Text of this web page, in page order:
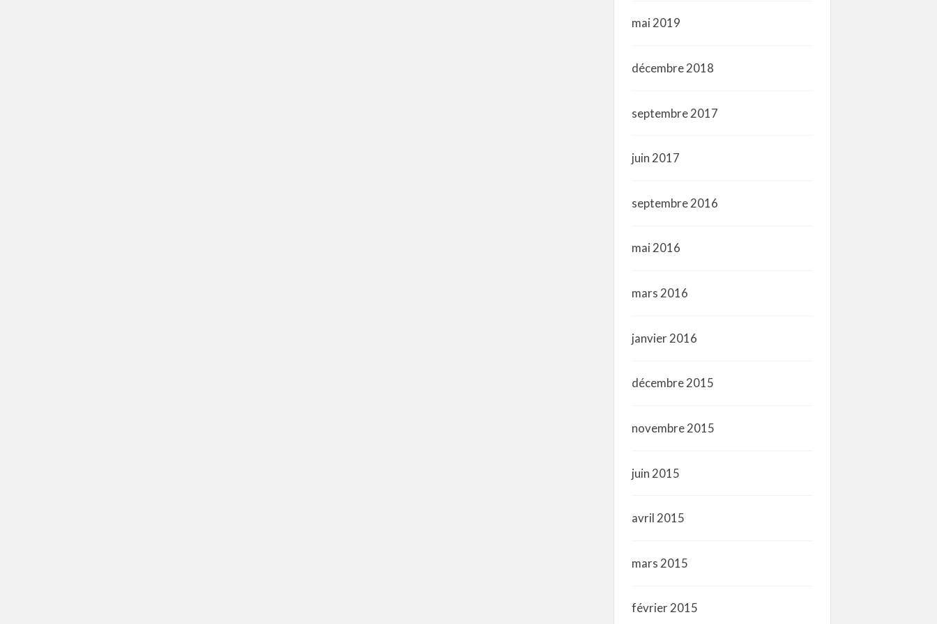
mai 2019
décembre 2018
septembre 2017
juin 2017
septembre 2016
mai 2016
mars 2016
janvier 2016
décembre 2015
novembre 2015
juin 2015
avril 2015
mars 2015
février 2015